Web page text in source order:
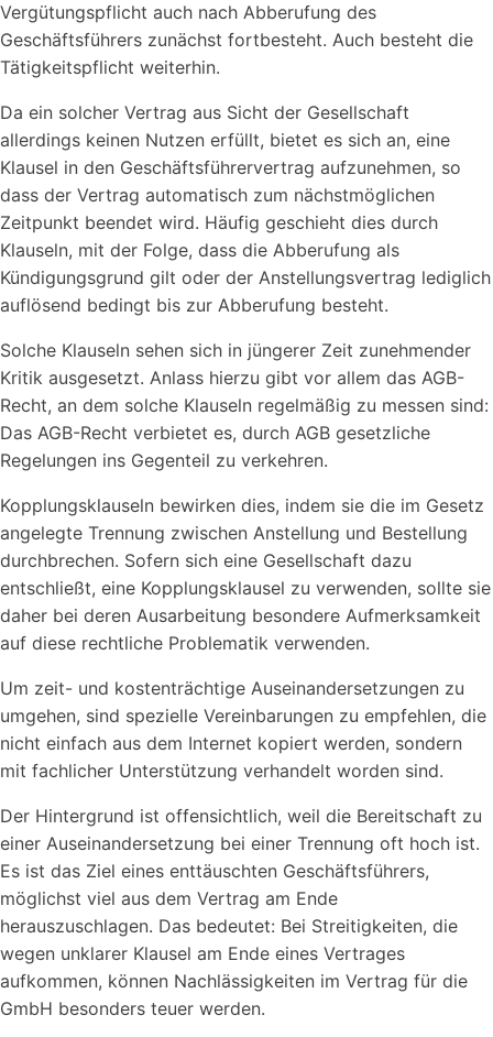
Vergütungspflicht auch nach Abberufung des
Geschäftsführers zunächst fortbesteht. Auch besteht die
Tätigkeitspflicht weiterhin.
Da ein solcher Vertrag aus Sicht der Gesellschaft
allerdings keinen Nutzen erfüllt, bietet es sich an, eine
Klausel in den Geschäftsführervertrag aufzunehmen, so
dass der Vertrag automatisch zum nächstmöglichen
Zeitpunkt beendet wird. Häufig geschieht dies durch
Klauseln, mit der Folge, dass die Abberufung als
Kündigungsgrund gilt oder der Anstellungsvertrag lediglich
auflösend bedingt bis zur Abberufung besteht.
Solche Klauseln sehen sich in jüngerer Zeit zunehmender
Kritik ausgesetzt. Anlass hierzu gibt vor allem das AGB-
Recht, an dem solche Klauseln regelmäßig zu messen sind:
Das AGB-Recht verbietet es, durch AGB gesetzliche
Regelungen ins Gegenteil zu verkehren.
Kopplungsklauseln bewirken dies, indem sie die im Gesetz
angelegte Trennung zwischen Anstellung und Bestellung
durchbrechen. Sofern sich eine Gesellschaft dazu
entschließt, eine Kopplungsklausel zu verwenden, sollte sie
daher bei deren Ausarbeitung besondere Aufmerksamkeit
auf diese rechtliche Problematik verwenden.
Um zeit- und kostenträchtige Auseinandersetzungen zu
umgehen, sind spezielle Vereinbarungen zu empfehlen, die
nicht einfach aus dem Internet kopiert werden, sondern
mit fachlicher Unterstützung verhandelt worden sind.
Der Hintergrund ist offensichtlich, weil die Bereitschaft zu
einer Auseinandersetzung bei einer Trennung oft hoch ist.
Es ist das Ziel eines enttäuschten Geschäftsführers,
möglichst viel aus dem Vertrag am Ende
herauszuschlagen. Das bedeutet: Bei Streitigkeiten, die
wegen unklarer Klausel am Ende eines Vertrages
aufkommen, können Nachlässigkeiten im Vertrag für die
GmbH besonders teuer werden.